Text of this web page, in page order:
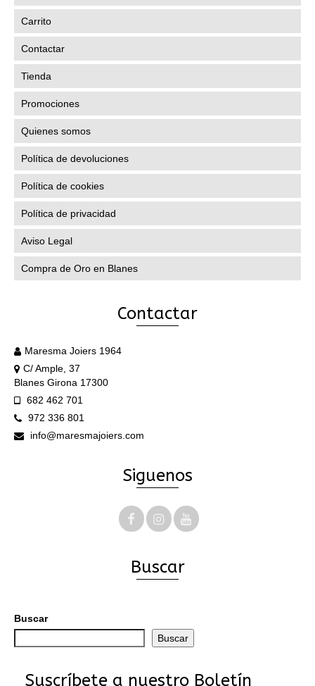
se
Carrito
Contactar
Tienda
Promociones
Quienes somos
Política de devoluciones
Política de cookies
Política de privacidad
Aviso Legal
Compra de Oro en Blanes
Contactar
Maresma Joiers 1964
C/ Ample, 37
Blanes Girona 17300
682 462 701
972 336 801
info@maresmajoiers.com
Siguenos
Buscar
Buscar
Buscar
Suscríbete a nuestro Boletín